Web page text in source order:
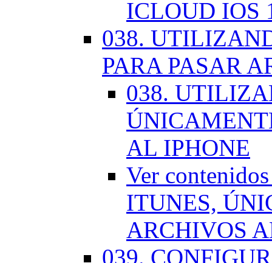
ICLOUD IOS
038.
PARA PASAR
038.
AL IPHONE
Ver
ITUNES,
ARCHIVOS
039.